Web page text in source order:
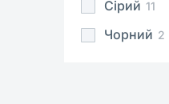
Сірий 11
Чорний 2